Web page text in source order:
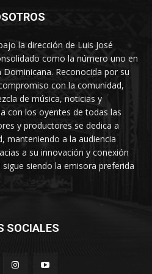
la dirección de Luis José
como la número uno en
Reconocida por su
con la comunidad,
de música, noticias y
con los oyentes de todas las
y productores se dedica a
manteniendo a la audiencia
a su innovación y conexión
siendo la emisora preferida
SOCIALES